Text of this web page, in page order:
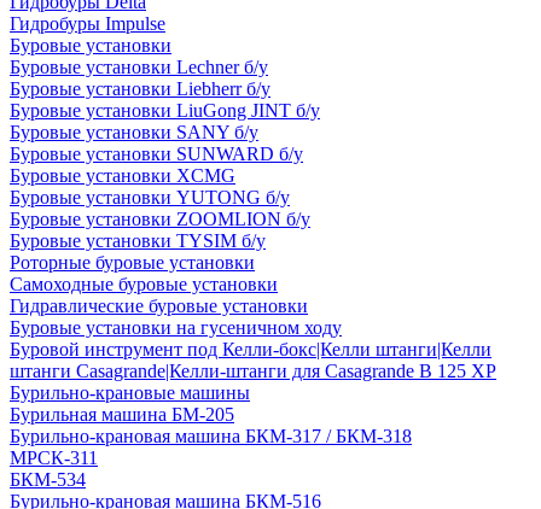
Гидробуры Impulse
Буровые установки
Буровые установки Lechner б/у
Буровые установки Liebherr б/у
Буровые установки LiuGong JINT б/у
Буровые установки SANY б/у
Буровые установки SUNWARD б/у
Буровые установки XCMG
Буровые установки YUTONG б/у
Буровые установки ZOOMLION б/у
Буровые установки TYSIM б/у
Роторные буровые установки
Самоходные буровые установки
Гидравлические буровые установки
Буровые установки на гусеничном ходу
Буровой инструмент под Келли-бокс|Келли штанги|Келли
штанги Casagrande|Келли-штанги для Casagrande B 125 XP
Бурильно-крановые машины
Бурильная машина БМ-205
Бурильно-крановая машина БКМ-317 / БКМ-318
МРСК-311
БКМ-534
Бурильно-крановая машина БКМ-516